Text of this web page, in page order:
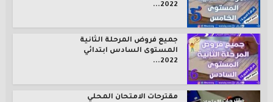
2022...
جميع فروض المرحلة الثانية
المستوى السادس ابتدائي
2022...
مقترحات الامتحان المحلي